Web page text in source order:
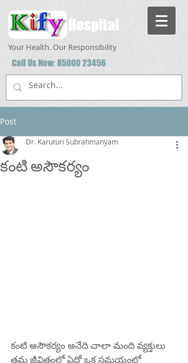
Hospital
Your Health. Our Responsibility
Call Us Now:85000 23456
Post
కంటి అసౌకర్యం
Dr. Karuturi Subrahmanyam
కంటి అసౌకర్యం అనేది చాలా మంది వ్యక్తులు
తమ జీవితంలో ఏదో ఒక సమయంలో